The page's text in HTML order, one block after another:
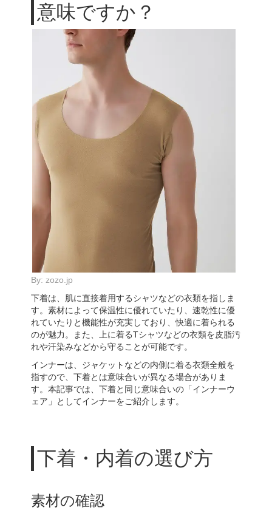
意味ですか？
By: zozo.jp
下着は、肌に直接着用するシャツなどの衣類を指しま
す。素材によって保温性に優れていたり、速乾性に優
れていたりと機能性が充実しており、快適に着られる
のが魅力。また、上に着るTシャツなどの衣類を皮脂汚
れや汗染みなどから守ることが可能です。
インナーは、ジャケットなどの内側に着る衣類全般を
指すので、下着とは意味合いが異なる場合がありま
す。本記事では、下着と同じ意味合いの「インナーウ
ェア」としてインナーをご紹介します。
下着・内着の選び方
素材の確認